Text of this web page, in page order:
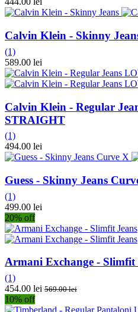
Calvin Klein - Skinny
(1)
589.00 lei
Calvin Klein - Regular
STRAIGHT
(1)
494.00 lei
Guess - Skinny Jeans
(1)
499.00 lei
20% off
Armani Exchange - Slimfit
(1)
454.00 lei 569.00 lei
10% off